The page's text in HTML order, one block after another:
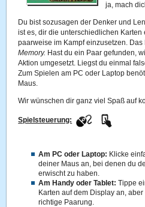
ja, mach
Du bist sozusagen der Denker und
ist es, dir die unterschiedlichen
paarweise im Kampf einzusetzen.
Memory. Hast du ein Paar gefunden,
Aktion umgesetzt. Liegst du einmal
Zum Spielen am PC oder Laptop
Maus.
Wir wünschen dir ganz viel Spaß auf
Spielsteuerung:
Am PC oder Laptop: Klicke
deiner Maus an, bei denen du
erwischt zu haben.
Am Handy oder Tablet: Tippe
Karten auf dem Display an,
richtige Paarung.